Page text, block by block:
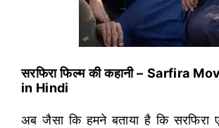
सरफिरा फिल्म की कहानी – Sarfira
in Hindi
अब जैसा कि हमने बताया है कि